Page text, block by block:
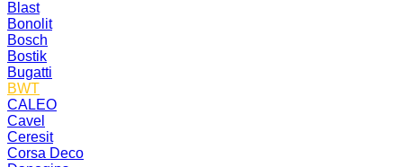
Blast
Bonolit
Bosch
Bostik
Bugatti
BWT
CALEO
Cavel
Ceresit
Corsa Deco